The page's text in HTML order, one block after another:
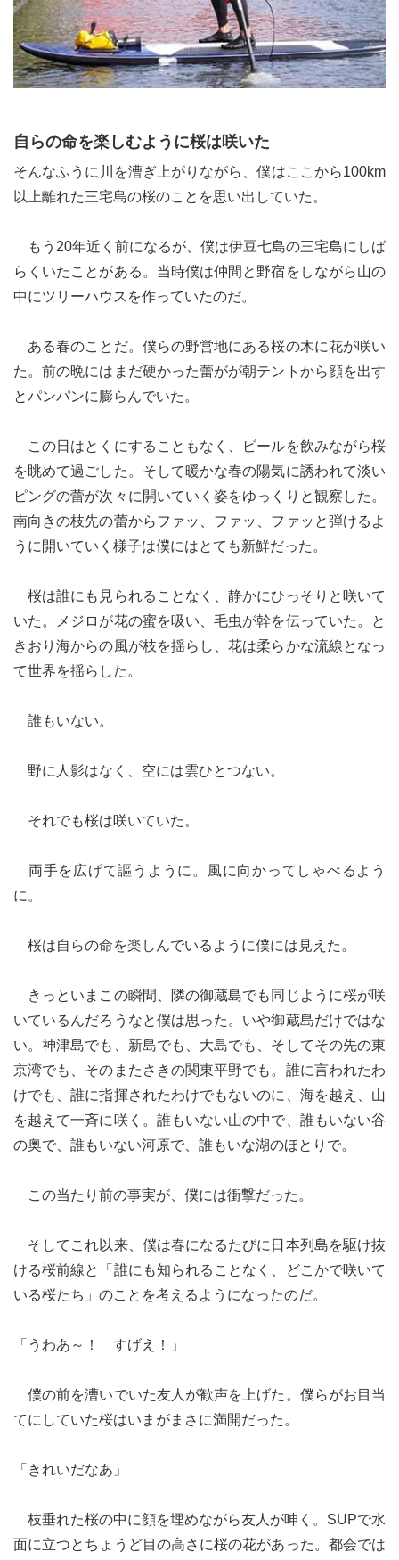
自らの命を楽しむように桜は咲いた
そんなふうに川を漕ぎ上がりながら、僕はここから100km
以上離れた三宅島の桜のことを思い出していた。
もう20年近く前になるが、僕は伊豆七島の三宅島にしば
らくいたことがある。当時僕は仲間と野宿をしながら山の
中にツリーハウスを作っていたのだ。
ある春のことだ。僕らの野営地にある桜の木に花が咲い
た。前の晩にはまだ硬かった蕾がが朝テントから顔を出す
とパンパンに膨らんでいた。
この日はとくにすることもなく、ビールを飲みながら桜
を眺めて過ごした。そして暖かな春の陽気に誘われて淡い
ピングの蕾が次々に開いていく姿をゆっくりと観察した。
南向きの枝先の蕾からファッ、ファッ、ファッと弾けるよ
うに開いていく様子は僕にはとても新鮮だった。
桜は誰にも見られることなく、静かにひっそりと咲いて
いた。メジロが花の蜜を吸い、毛虫が幹を伝っていた。と
きおり海からの風が枝を揺らし、花は柔らかな流線となっ
て世界を揺らした。
誰もいない。
野に人影はなく、空には雲ひとつない。
それでも桜は咲いていた。
両手を広げて謳うように。風に向かってしゃべるよう
に。
桜は自らの命を楽しんでいるように僕には見えた。
きっといまこの瞬間、隣の御蔵島でも同じように桜が咲
いているんだろうなと僕は思った。いや御蔵島だけではな
い。神津島でも、新島でも、大島でも、そしてその先の東
京湾でも、そのまたさきの関東平野でも。誰に言われたわ
けでも、誰に指揮されたわけでもないのに、海を越え、山
を越えて一斉に咲く。誰もいない山の中で、誰もいない谷
の奥で、誰もいない河原で、誰もいな湖のほとりで。
この当たり前の事実が、僕には衝撃だった。
そしてこれ以来、僕は春になるたびに日本列島を駆け抜
ける桜前線と「誰にも知られることなく、どこかで咲いて
いる桜たち」のことを考えるようになったのだ。
「うわあ～！ すげえ！」
僕の前を漕いでいた友人が歓声を上げた。僕らがお目当
てにしていた桜はいまがまさに満開だった。
「きれいだなあ」
枝垂れた桜の中に顔を埋めながら友人が呻く。SUPで水
面に立つとちょうど目の高さに桜の花があった。都会では